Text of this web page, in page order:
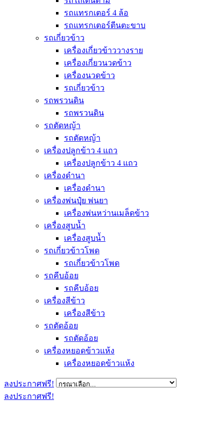
รถแทรกเตอร์ 4 ล้อ
รถแทรกเตอร์ตีนตะขาบ
รถเกี่ยวข้าว
เครื่องเกี่ยวข้าววางราย
เครื่องเกี่ยวนวดข้าว
เครื่องนวดข้าว
รถเกี่ยวข้าว
รถพรวนดิน
รถพรวนดิน
รถตัดหญ้า
รถตัดหญ้า
เครื่องปลูกข้าว 4 แถว
เครื่องปลูกข้าว 4 แถว
เครื่องดำนา
เครื่องดำนา
เครื่องพ่นปุุ๋ย พ่นยา
เครื่องพ่นหว่านเมล็ดข้าว
เครื่องสูบน้ำ
เครื่องสูบน้ำ
รถเกี่ยวข้าวโพด
รถเกี่ยวข้าวโพด
รถคีบอ้อย
รถคีบอ้อย
เครื่องสีข้าว
เครื่องสีข้าว
รถตัดอ้อย
รถตัดอ้อย
เครื่องหยอดข้าวแห้ง
เครื่องหยอดข้าวแห้ง
ลงประกาศฟรี!
ลงประกาศฟรี!